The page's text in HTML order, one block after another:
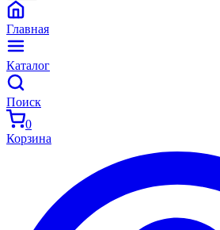
Главная
Каталог
Поиск
0
Корзина